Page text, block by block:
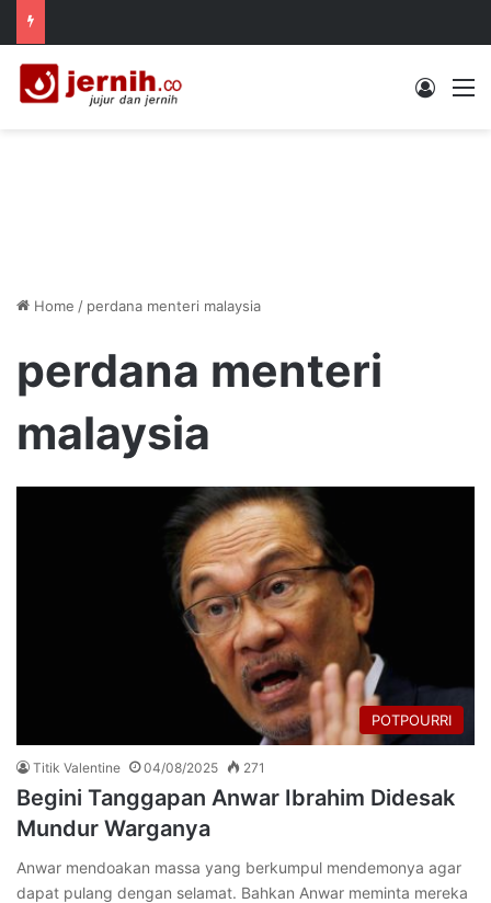
Log In
Home / perdana menteri malaysia
perdana menteri
malaysia
POTPOURRI
Titik Valentine 04/08/2025 271
Begini Tanggapan Anwar Ibrahim Didesak
Mundur Warganya
Anwar mendoakan massa yang berkumpul mendemonya agar
dapat pulang dengan selamat. Bahkan Anwar meminta mereka